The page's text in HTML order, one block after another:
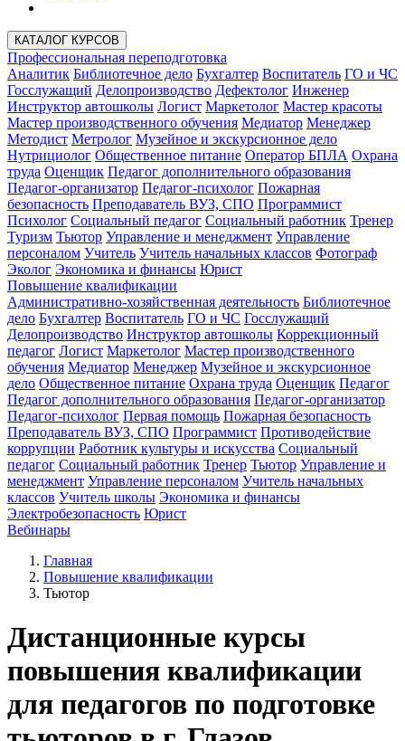
КАТАЛОГ КУРСОВ
Профессиональная переподготовка
Аналитик Библиотечное дело Бухгалтер Воспитатель ГО и ЧС
Госслужащий Делопроизводство Дефектолог Инженер
Инструктор автошколы Логист Маркетолог Мастер красоты
Мастер производственного обучения Медиатор Менеджер
Методист Метролог Музейное и экскурсионное дело
Нутрициолог Общественное питание Оператор БПЛА Охрана
труда Оценщик Педагог дополнительного образования
Педагог-организатор Педагог-психолог Пожарная
безопасность Преподаватель ВУЗ, СПО Программист
Психолог Социальный педагог Социальный работник Тренер
Туризм Тьютор Управление и менеджмент Управление
персоналом Учитель Учитель начальных классов Фотограф
Эколог Экономика и финансы Юрист
Повышение квалификации
Административно-хозяйственная деятельность Библиотечное
дело Бухгалтер Воспитатель ГО и ЧС Госслужащий
Делопроизводство Инструктор автошколы Коррекционный
педагог Логист Маркетолог Мастер производственного
обучения Медиатор Менеджер Музейное и экскурсионное
дело Общественное питание Охрана труда Оценщик Педагог
Педагог дополнительного образования Педагог-организатор
Педагог-психолог Первая помощь Пожарная безопасность
Преподаватель ВУЗ, СПО Программист Противодействие
коррупции Работник культуры и искусства Социальный
педагог Социальный работник Тренер Тьютор Управление и
менеджмент Управление персоналом Учитель начальных
классов Учитель школы Экономика и финансы
Электробезопасность Юрист
Вебинары
Главная
Повышение квалификации
Тьютор
Дистанционные курсы
повышения квалификации
для педагогов по подготовке